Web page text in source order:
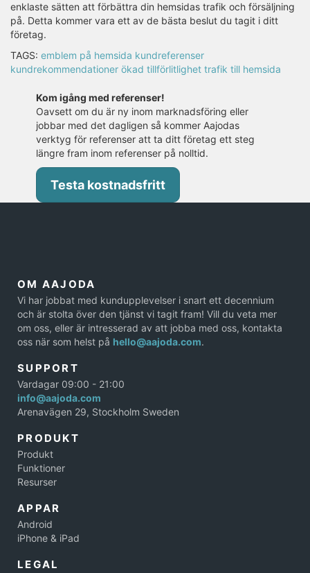
enklaste sätten att förbättra din hemsidas trafik och försäljning
på. Detta kommer vara ett av de bästa beslut du tagit i ditt
företag.
TAGS: emblem på hemsida kundreferenser
kundrekommendationer ökad tillförlitlighet trafik till hemsida
Kom igång med referenser!
Oavsett om du är ny inom marknadsföring eller
jobbar med det dagligen så kommer Aajodas
verktyg för referenser att ta ditt företag ett steg
längre fram inom referenser på nolltid.
Testa kostnadsfritt
OM AAJODA
Vi har jobbat med kundupplevelser i snart ett decennium
och är stolta över den tjänst vi tagit fram! Vill du veta mer
om oss, eller är intresserad av att jobba med oss, kontakta
oss när som helst på hello@aajoda.com.
SUPPORT
Vardagar 09:00 - 21:00
info@aajoda.com
Arenavägen 29, Stockholm Sweden
PRODUKT
Produkt
Funktioner
Resurser
APPAR
Android
iPhone & iPad
LEGAL